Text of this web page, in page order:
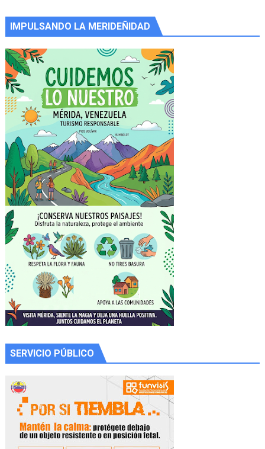
IMPULSANDO LA MERIDEÑIDAD
SERVICIO PÚBLICO